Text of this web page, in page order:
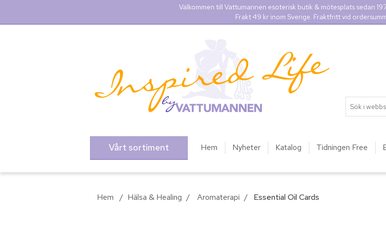
Välkommen till Vattumannen esoterisk butik & mötesplats sedan
Frakt 49 kr inom Sverige. Fraktfritt vid
Vårt sortiment Hem Nyheter Katalog Tidningen Free
Hem / Hälsa & Healing / Aromaterapi / Essential Oil Cards